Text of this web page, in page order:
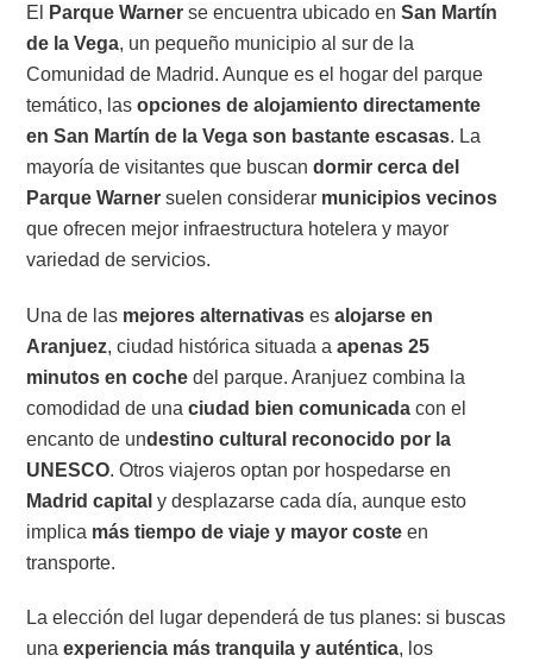
El Parque Warnerse encuentra ubicado enSan Martín
de la Vega, un pequeño municipio al sur de la
Comunidad de Madrid. Aunque es el hogar del parque
temático, lasopciones de alojamiento directamente
en San Martín de la Vega son bastante escasas. La
mayoría de visitantes que buscandormir cerca del
Parque Warnersuelen considerar municipios vecinos
que ofrecen mejor infraestructura hotelera y mayor
variedad de servicios.
Una de las mejores alternativas esalojarse en
Aranjuez, ciudad histórica situada aapenas 25
minutos en cochedel parque. Aranjuez combina la
comodidad de unaciudad bien comunicada con el
encanto de undestino cultural reconocido por la
UNESCO. Otros viajeros optan por hospedarse en
Madrid capital y desplazarse cada día, aunque esto
implica más tiempo de viaje y mayor coste en
transporte.
La elección del lugar dependerá de tus planes: si buscas
unaexperiencia más tranquila y auténtica, los